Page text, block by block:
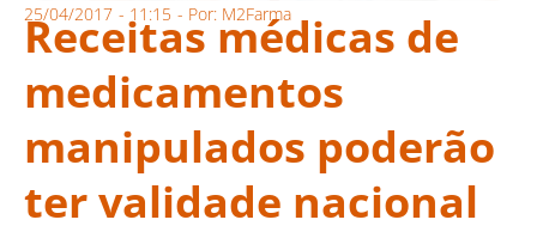
25/04/2017 - 11:15 - Por: M2Farma
Receitas médicas de
medicamentos
manipulados poderão
ter validade nacional